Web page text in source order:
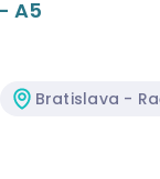
A5
Bratislava -